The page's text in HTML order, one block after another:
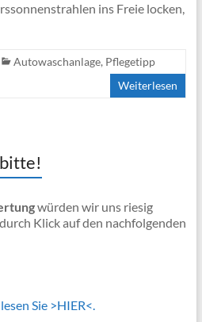
ins Freie locken,
Autowaschanlage, Pflegetipp
Weiterlesen
würden wir uns riesig
Klick auf den nachfolgenden
Sie >HIER<.